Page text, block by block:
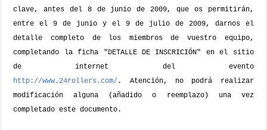
clave, antes del 8 de junio de 2009, que os permitirán,
entre el 9 de junio y el 9 de julio de 2009, darnos el
detalle completo de los miembros de vuestro equipo,
completando la ficha "DETALLE DE INSCRICIÓN" en el sitio
de internet del evento
http://www.24rollers.com/.
Atención, no podrá realizar
modificación alguna (añadido o reemplazo) una vez
completado este documento.